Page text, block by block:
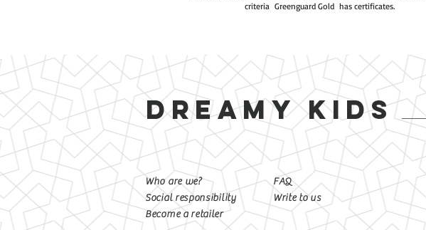
criteria Greenguard Gold has certificates.
DREAMY KIDS
Who are we?
Social responsibility
Become a retailer
FAQ
Write to us